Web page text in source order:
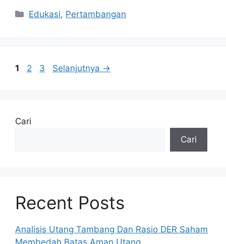
Kategori
Edukasi, Pertambangan
Halaman
1 Halaman
2 Halaman
3 Selanjutnya →
Cari
Cari
Recent Posts
Analisis Utang Tambang Dan Rasio DER Saham
Membedah Batas Aman Utang